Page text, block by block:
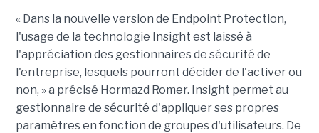
« Dans la nouvelle version de Endpoint Protection,
l'usage de la technologie Insight est laissé à
l'appréciation des gestionnaires de sécurité de
l'entreprise, lesquels pourront décider de l'activer ou
non, » a précisé Hormazd Romer. Insight permet au
gestionnaire de sécurité d'appliquer ses propres
paramètres en fonction de groupes d'utilisateurs. De